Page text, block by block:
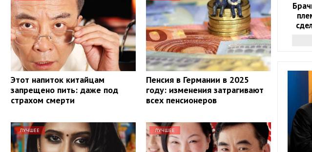
Этот напиток китайцам
запрещено пить: даже под
страхом смерти
Пенсия в Германии в 2025
году: изменения затрагивают
всех пенсионеров
ЛУЧШЕЕ ЛУЧШЕЕ